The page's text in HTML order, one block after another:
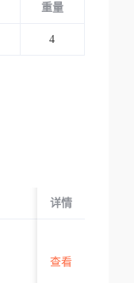
重量
4
起运国/地区
详情
中国
查看